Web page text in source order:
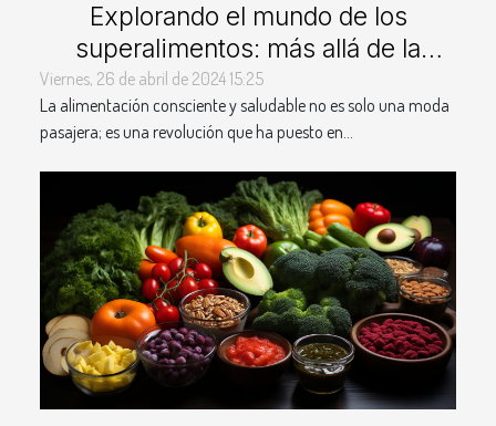
Explorando el mundo de los
superalimentos: más allá de la
tendencia
Viernes, 26 de abril de 2024 15:25
La alimentación consciente y saludable no es solo una moda
pasajera; es una revolución que ha puesto en...